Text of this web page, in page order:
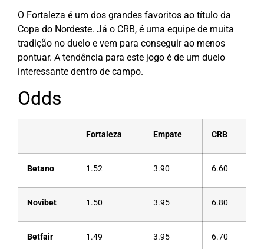
O Fortaleza é um dos grandes favoritos ao título da
Copa do Nordeste. Já o CRB, é uma equipe de muita
tradição no duelo e vem para conseguir ao menos
pontuar. A tendência para este jogo é de um duelo
interessante dentro de campo.
Odds
Fortaleza Empate CRB
Betano 1.52 3.90 6.60
Novibet 1.50 3.95 6.80
Betfair 1.49 3.95 6.70